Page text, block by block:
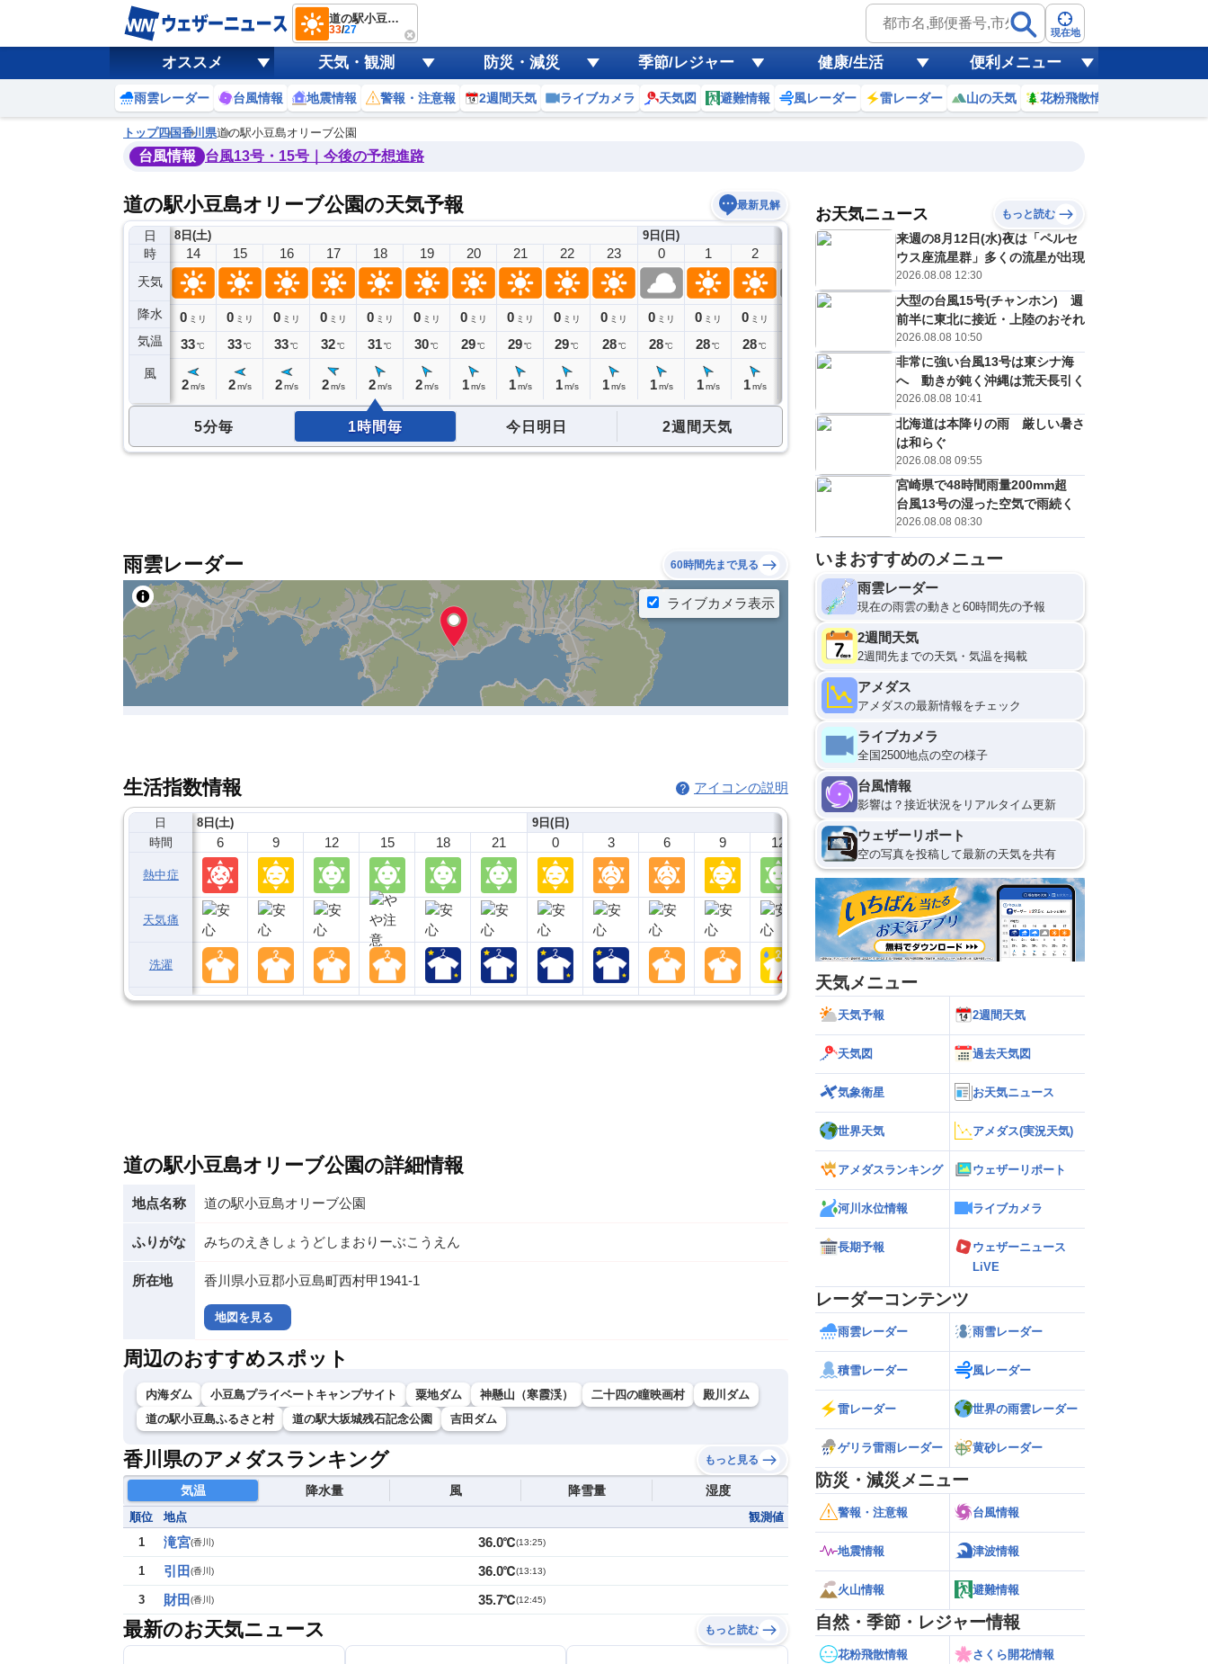
道の駅小豆島オリーブ公園
33/27 現在地
オススメ 天気・観測 防災・減災 季節/レジャー 健康/生活 便利メニュー
雨雲レーダー 台風情報 地震情報 警報・注意報 2週間天気 ライブカメラ 天気図 避難情報 風レーダー 雷レーダー 山の天気 花粉飛散情報
トップ四国香川県道の駅小豆島オリーブ公園
台風情報 台風13号・15号｜今後の予想進路
道の駅小豆島オリーブ公園の天気予報 最新見解
日
時
天気
降水
気温
風
8日(土)
13
0ミリ
33℃
14
0 ミリ
33℃
2 m/s
15
0 ミリ
33℃
2 m/s
16
0 ミリ
33℃
2 m/s
17
0 ミリ
32℃
2 m/s
18
0 ミリ
31℃
2 m/s
19
0 ミリ
30℃
2 m/s
20
0 ミリ
29℃
1 m/s
21
0 ミリ
29℃
1 m/s
22
0 ミリ
29℃
1 m/s
23
0 ミリ
28 ℃
1m/s
9日(日)
0
0 ミリ
28℃
1 m/s
1
0 ミリ
28℃
1 m/s
2
0 ミリ
28℃
1 m/s
5
ミリ
27
m/s
6
0ミリ
27
1m/s
7
0ミリ
27
1 m/s
8
0ミリ
2m/s
9
0ミリ
2m/s
5分毎 1時間毎 今日明日 2週間天気
雨雲レーダー 60時間先まで見る
生活指数情報 アイコンの説明
日
時間
熱中症
天気痛
洗濯
8日(土)
6 9 12 15 18 21
9日(日)
0 3 6 9 12
道の駅小豆島オリーブ公園の詳細情報
地点名称 道の駅小豆島オリーブ公園
ふりがな みちのえきしょうどしまおりーぶこうえん
所在地 香川県小豆郡小豆島町西村甲1941-1
地図を見る
周辺のおすすめスポット
内海ダム 小豆島プライベートキャンプサイト 粟地ダム 神懸山（寒霞渓） 二十四の瞳映画村
殿川ダム
道の駅小豆島ふるさと村
道の駅大坂城残石記念公園 吉田ダム
香川県のアメダスランキング もっと見る
気温 降水量 風 降雪量 湿度
順位 地点
観測値
1
滝宮(香川 ) 36.0℃(13:25)
1 引田 (香川 ) 36.0℃(13:13)
3 財田 (香川 ) 35.7℃(12:45)
最新のお天気ニュース もっと読む
お天気ニュース もっと読む
来週の8月12日(水)夜は「ペルセ
ウス座流星群」多くの流星が出現
2026.08.08 12:30
大型の台風15号(チャンホン) 週
前半に東北に接近・上陸のおそれ
2026.08.08 10:50
非常に強い台風13号は東シナ海
へ 動きが鈍く沖縄は荒天長引く
2026.08.08 10:41
北海道は本降りの雨 厳しい暑さ
は和らぐ
2026.08.08 09:55
宮崎県で48時間雨量200mm超
台風13号の湿った空気で雨続く
2026.08.08 08:30
いまおすすめのメニュー
雨雲レーダー
現在の雨雲の動きと60時間先の予報
2週間天気
2週間先までの天気・気温を掲載
アメダス
アメダスの最新情報をチェック
ライブカメラ
全国2500地点の空の様子
台風情報
影響は？接近状況をリアルタイム更新
ウェザーリポート
空の写真を投稿して最新の天気を共有
天気メニュー
天気予報 2週間天気
天気図 過去天気図
気象衛星 お天気ニュース
世界天気 アメダス(実況天気)
アメダスランキング ウェザーリポート
河川水位情報 ライブカメラ
長期予報
ウェザーニュース
LiVE
レーダーコンテンツ
雨雲レーダー 雨雪レーダー
積雪レーダー 風レーダー
雷レーダー 世界の雨雲レーダー
ゲリラ雷雨レーダー 黄砂レーダー
防災・減災メニュー
警報・注意報 台風情報
地震情報 津波情報
火山情報 避難情報
自然・季節・レジャー情報
花粉飛散情報 さくら開花情報